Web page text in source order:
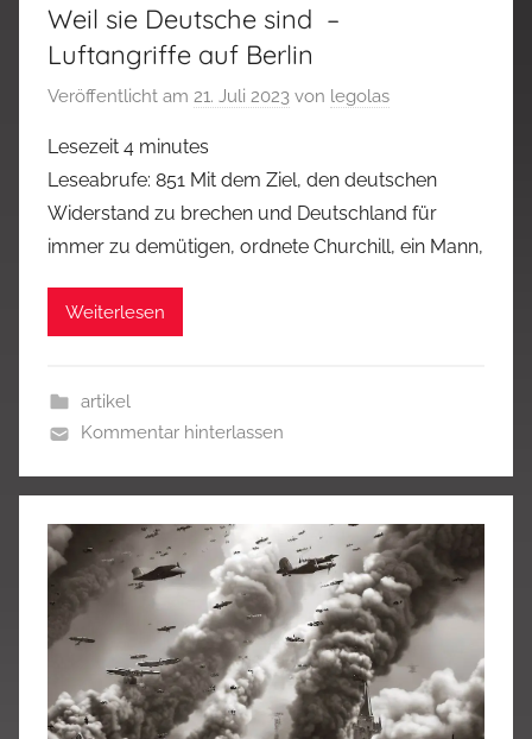
Weil sie Deutsche sind –
Luftangriffe auf Berlin
Veröffentlicht am 21. Juli 2023 von legolas
Lesezeit 4 minutes
Leseabrufe: 851 Mit dem Ziel, den deutschen
Widerstand zu brechen und Deutschland für
immer zu demütigen, ordnete Churchill, ein Mann,
Weiterlesen
artikel
Kommentar hinterlassen